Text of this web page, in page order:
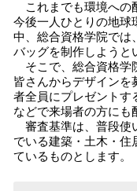
これまでも環境への
今後一人ひとりの地球
中、総合資格学院では
バッグを制作しようと
そこで、総合資格学
皆さんからデザインを
者全員にプレゼントす
などで来場者の方にも
審査基準は、普段使
でいる建築・土木・住
ているものとします。